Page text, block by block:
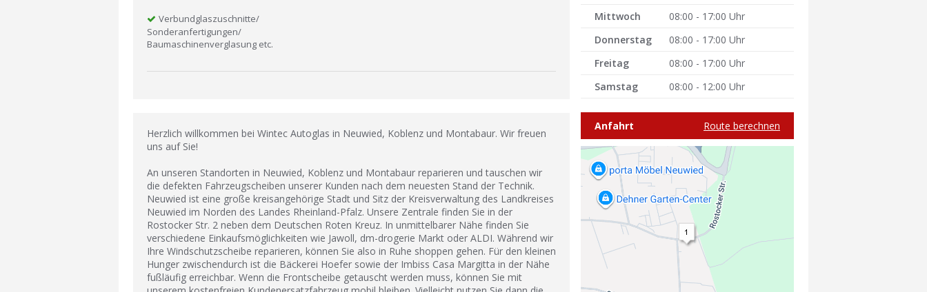
Verbundglaszuschnitte/
Sonderanfertigungen/
Baumaschinenverglasung etc.
Herzlich willkommen bei Wintec Autoglas in Neuwied, Koblenz und Montabaur. Wir freuen
uns auf Sie!
An unseren Standorten in Neuwied, Koblenz und Montabaur reparieren und tauschen wir
die defekten Fahrzeugscheiben unserer Kunden nach dem neuesten Stand der Technik.
Neuwied ist eine große kreisangehörige Stadt und Sitz der Kreisverwaltung des Landkreises
Neuwied im Norden des Landes Rheinland-Pfalz. Unsere Zentrale finden Sie in der
Rostocker Str. 2 neben dem Deutschen Roten Kreuz. In unmittelbarer Nähe finden Sie
verschiedene Einkaufsmöglichkeiten wie Jawoll, dm-drogerie Markt oder ALDI. Während wir
Ihre Windschutzscheibe reparieren, können Sie also in Ruhe shoppen gehen. Für den kleinen
Hunger zwischendurch ist die Bäckerei Hoefer sowie der Imbiss Casa Margitta in der Nähe
fußläufig erreichbar. Wenn die Frontscheibe getauscht werden muss, können Sie mit
Mittwoch
08:00 - 17:00 Uhr
Donnerstag
08:00 - 17:00 Uhr
Freitag
08:00 - 17:00 Uhr
Samstag
08:00 - 12:00 Uhr
Anfahrt Route berechnen